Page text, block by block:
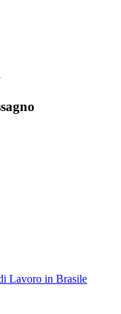
Lavoro in Brasile